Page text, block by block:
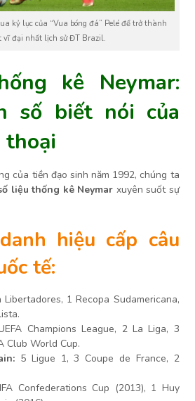
kỷ lục của “Vua bóng đá” Pelé để trở thành
vĩ đại nhất lịch sử ĐT Brazil.
kê Neymar:
số biết nói của
thoại
của tiền đạo sinh năm 1992, chúng ta
liệu thống kê Neymar xuyên suốt sự
hiệu cấp câu
tế:
1 Recopa Sudamericana,
Champions League, 2 La Liga, 3
Club World Cup.
5 Ligue 1, 3 Coupe de France, 2
Confederations Cup (2013), 1 Huy